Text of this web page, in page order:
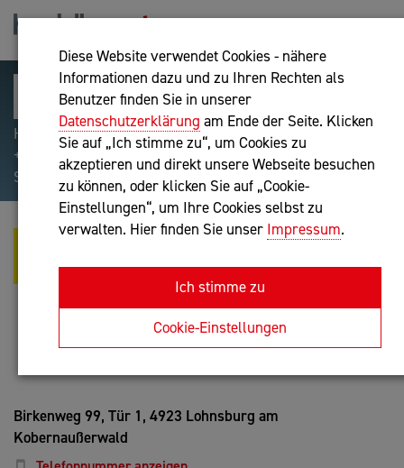
Diese Website verwendet Cookies - nähere
Informationen dazu und zu Ihren Rechten als
Benutzer finden Sie in unserer
Datenschutzerklärung am Ende der Seite. Klicken
Sie auf „Ich stimme zu“, um Cookies zu
akzeptieren und direkt unsere Webseite besuchen
zu können, oder klicken Sie auf „Cookie-
Einstellungen“, um Ihre Cookies selbst zu
verwalten. Hier finden Sie unser Impressum.
Ich stimme zu
Cookie-Einstellungen
Hilfreiche Suchparameter: Begriff einschließen:
+webshop, Begriff ausschließen: -webshop, Exakter
Suchbegriff: "internet of things"
URSULA JOHANNA
BERGHAMMER-KOCH
Unternehmensberatung
Anfrage oder Rückruf
Birkenweg 99, Tür 1, 4923 Lohnsburg am
Kobernaußerwald